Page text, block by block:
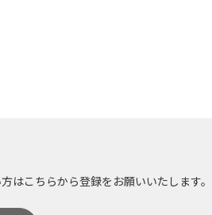
はこちらから登録をお願いいたします。